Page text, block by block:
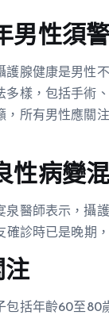
男性須
腺健康是男性
多樣，包括手術
，所有男性應關
性病變
泉醫師表示，攝
診時已是晚期
注
包括年齡60至